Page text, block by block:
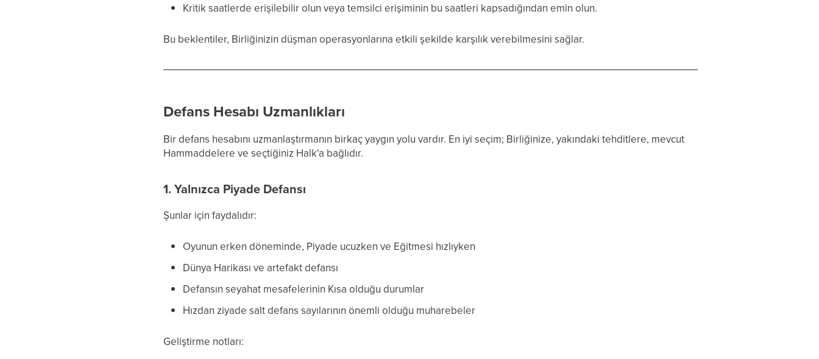
Kritik saatlerde erişilebilir olun veya temsilci erişiminin bu saatleri kapsadığından emin olun.
Bu beklentiler, Birliğinizin düşman operasyonlarına etkili şekilde karşılık verebilmesini sağlar.
Defans Hesabı Uzmanlıkları
Bir defans hesabını uzmanlaştırmanın birkaç yaygın yolu vardır. En iyi seçim; Birliğinize, yakındaki tehditlere, mevcut
Hammaddelere ve seçtiğiniz Halk'a bağlıdır.
1. Yalnızca Piyade Defansı
Şunlar için faydalıdır:
Oyunun erken döneminde, Piyade ucuzken ve Eğitmesi hızlıyken
Dünya Harikası ve artefakt defansı
Defansın seyahat mesafelerinin Kısa olduğu durumlar
Hızdan ziyade salt defans sayılarının önemli olduğu muharebeler
Geliştirme notları: